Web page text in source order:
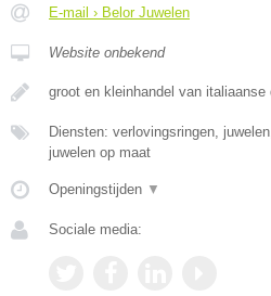
E-mail › Belor Juwelen
Website onbekend
groot en kleinhandel van italiaanse
Diensten: verlovingsringen,
juwelen op maat
Openingstijden ▼
Sociale media: